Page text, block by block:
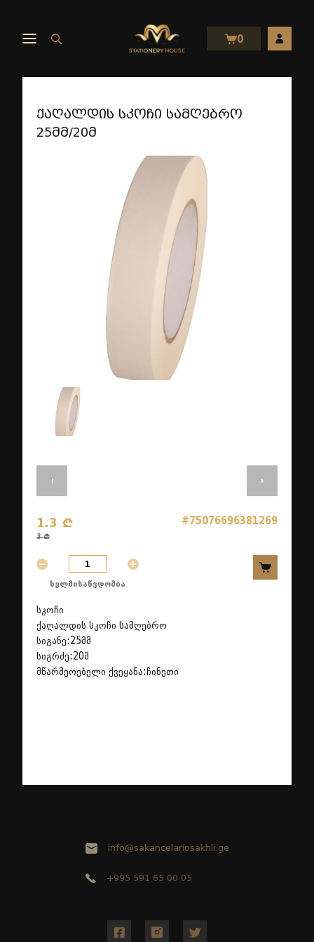
0
ქაღალდის სკოჩი სამღებრო
25მმ/20მ
#75076696381269
1.3 ₾
3 ₾
ხელმისაწვდომია
სკოჩი
ქაღალდის სკოჩი სამღებრო
სიგანე:25მმ
სიგრძე:20მ
მწარმეოებელი ქვეყანა:ჩინეთი
info@sakancelariosakhli.ge
+995 591 65 00 05